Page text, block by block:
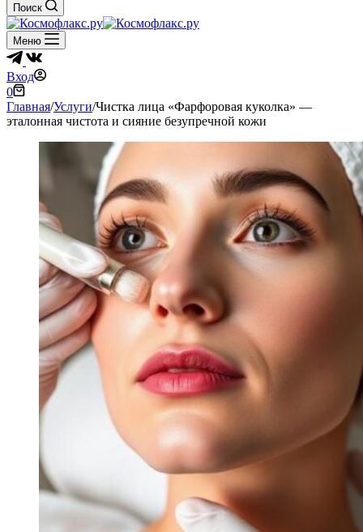
Поиск
Меню
Вход
Корзина
0
Главная/Услуги/Чистка лица «Фарфоровая куколка» —
эталонная чистота и сияние безупречной кожи